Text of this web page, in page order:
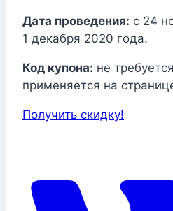
Дата проведения: с 24
1 декабря 2020 года.
Код купона: не
применяется на
Получить скидку!